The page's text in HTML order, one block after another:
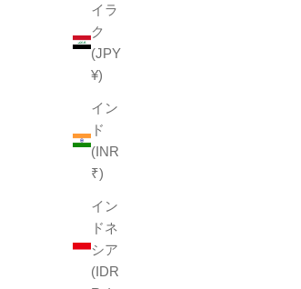
イラ
ク
(JPY
¥)
イン
ド
(INR
₹)
イン
ドネ
シア
(IDR